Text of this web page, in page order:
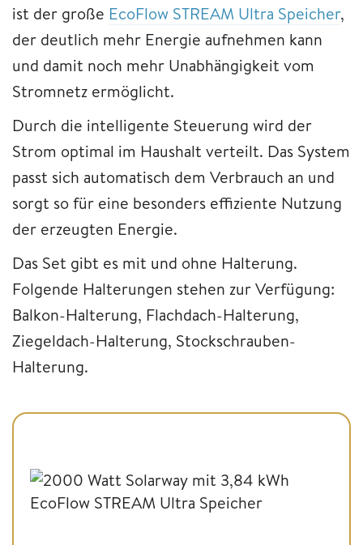
ist der große EcoFlow STREAM Ultra Speicher,
der deutlich mehr Energie aufnehmen kann
und damit noch mehr Unabhängigkeit vom
Stromnetz ermöglicht.
Durch die intelligente Steuerung wird der
Strom optimal im Haushalt verteilt. Das System
passt sich automatisch dem Verbrauch an und
sorgt so für eine besonders effiziente Nutzung
der erzeugten Energie.
Das Set gibt es mit und ohne Halterung.
Folgende Halterungen stehen zur Verfügung:
Balkon-Halterung, Flachdach-Halterung,
Ziegeldach-Halterung, Stockschrauben-
Halterung.